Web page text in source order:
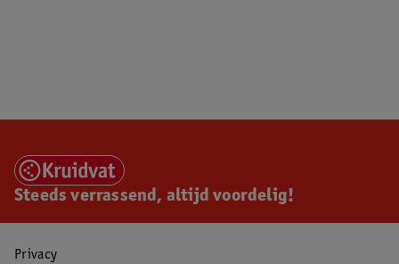
Steeds verrassend, altijd voordelig!
Privacy